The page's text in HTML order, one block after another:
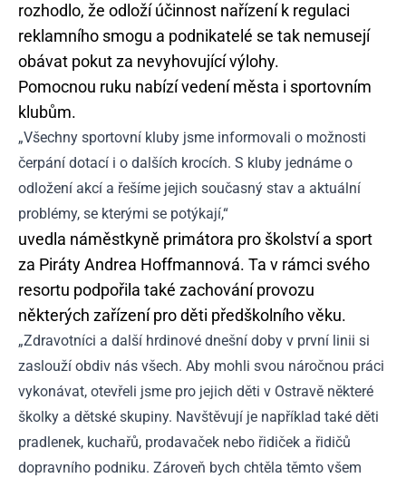
rozhodlo, že odloží účinnost nařízení k regulaci
reklamního smogu a podnikatelé se tak nemusejí
obávat pokut za nevyhovující výlohy.
Pomocnou ruku nabízí vedení města i sportovním
klubům.
„Všechny sportovní kluby jsme informovali o možnosti
čerpání dotací i o dalších krocích. S kluby jednáme o
odložení akcí a řešíme jejich současný stav a aktuální
problémy, se kterými se potýkají,“
uvedla náměstkyně primátora pro školství a sport
za Piráty Andrea Hoffmannová. Ta v rámci svého
resortu podpořila také zachování provozu
některých zařízení pro děti předškolního věku.
„Zdravotníci a další hrdinové dnešní doby v první linii si
zaslouží obdiv nás všech. Aby mohli svou náročnou práci
vykonávat, otevřeli jsme pro jejich děti v Ostravě některé
školky a dětské skupiny. Navštěvují je například také děti
pradlenek, kuchařů, prodavaček nebo řidiček a řidičů
dopravního podniku. Zároveň bych chtěla těmto všem